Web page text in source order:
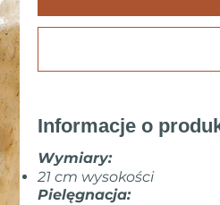
Informacje o
Wymiary:
21 cm wysokości
Pielęgnacja: